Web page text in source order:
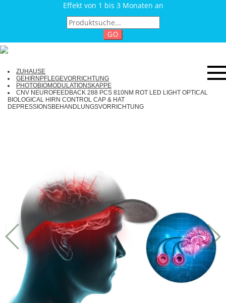
Effekt von 1 bis 3 Monaten an
GO
ZUHAUSE
GEHIRNPFLEGEVORRICHTUNG
PHOTOBIOMODULATIONSKAPPE
CNV NEUROFEEDBACK 288 PCS 810NM ROT LED LIGHT OPTICAL
BIOLOGICAL HIRN CONTROL CAP & HAT
DEPRESSIONSBEHANDLUNGSVORRICHTUNG